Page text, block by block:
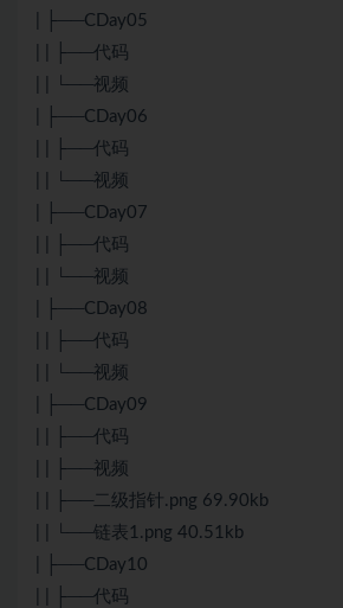
| ├──CDay05
| | ├──代码
| | └──视频
| ├──CDay06
| | ├──代码
| | └──视频
| ├──CDay07
| | ├──代码
| | └──视频
| ├──CDay08
| | ├──代码
| | └──视频
| ├──CDay09
| | ├──代码
| | ├──视频
| | ├──二级指针.png 69.90kb
| | └──链表1.png 40.51kb
| ├──CDay10
| | ├──代码